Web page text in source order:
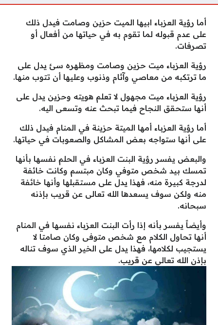
أما رؤية العزباء ابيها الميت حزين وصامت فيدل ذلك
على عدم قبوله لما تقوم به في حياتها من أفعال أو
تصرفات.
رؤية العزباء ميت حزين وصامت ومظهره سئ يدل على
ما ترتكبه من معاصي وآثام وذنوب وعليها أن تتوب منها.
رؤية العزباء ميت مجهول لا تعلم هويته وحزين يدل على
أنها ستحقق النجاح فيما تبحث عنه وتسعى اليه.
أما رؤية العزباء أمها الميتة حزينة في المنام فيدل ذلك
على أنها ستواجه بعض المشاكل والصعوبات في حياتها.
والبعض يفسر رؤية البنت العزباء في الحلم نفسها بأنها
تمسك بيد شخص متوفي وكان مبتسم وكانت خائفة
لدرجة كبيرة منه، فهذا يدل على مستقبلها وأنها خائفة
منه ولكن سوف يسعدها الله تعالى عن قريب بإذنه
سبحانه.
وأيضاً يفسر بأنه إذا رأت البنت العزباء نفسها في المنام
أنها تحاول الكلام مع شخص متوفى وكان صامتا لا
يستجيب لكلامها، فهذا يدل على الخير الذي سوف تناله
بإذن الله تعالي عن قريب.